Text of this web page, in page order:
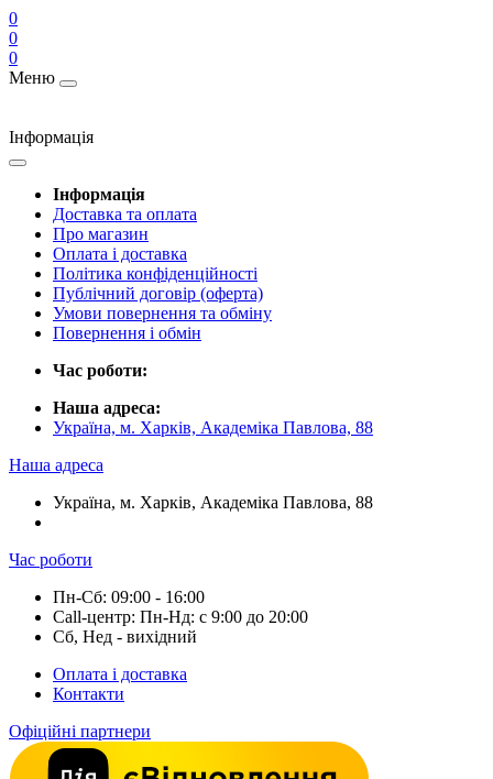
0
0
0
Меню
Інформація
Інформація
Доставка та оплата
Про магазин
Оплата і доставка
Політика конфіденційності
Публічний договір (оферта)
Умови повернення та обміну
Повернення і обмін
Час роботи:
Наша адреса:
Україна, м. Харків, Академіка Павлова, 88
Наша адреса
Україна, м. Харків, Академіка Павлова, 88
Час роботи
Пн-Сб: 09:00 - 16:00
Call-центр: Пн-Нд: с 9:00 до 20:00
Сб, Нед - вихідний
Оплата і доставка
Контакти
Офіційні партнери